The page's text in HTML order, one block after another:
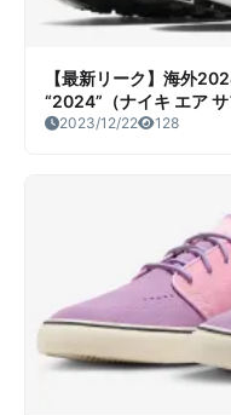
【最新リーク】海外
“2024”（ナイキ エア
とめ2023/12/22 128